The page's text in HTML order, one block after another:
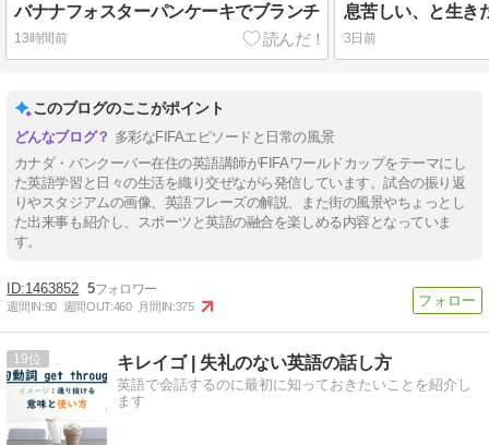
バナナフォスターパンケーキでブランチ
13時間前
息苦しい、と生き
3日前
このブログのここがポイント
多彩なFIFAエピソードと日常の風景
カナダ・バンクーバー在住の英語講師がFIFAワールドカップをテーマにし
た英語学習と日々の生活を織り交ぜながら発信しています。試合の振り返
りやスタジアムの画像、英語フレーズの解説、また街の風景やちょっとし
た出来事も紹介し、スポーツと英語の融合を楽しめる内容となっていま
す。
1463852 5
週間IN:90 週間OUT:460 月間IN:375
19 キレイゴ | 失礼のない英語の話し方
英語で会話するのに最初に知っておきたいことを紹介し
ます